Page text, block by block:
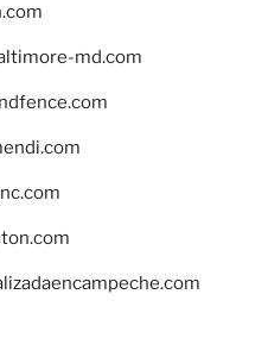
md.com